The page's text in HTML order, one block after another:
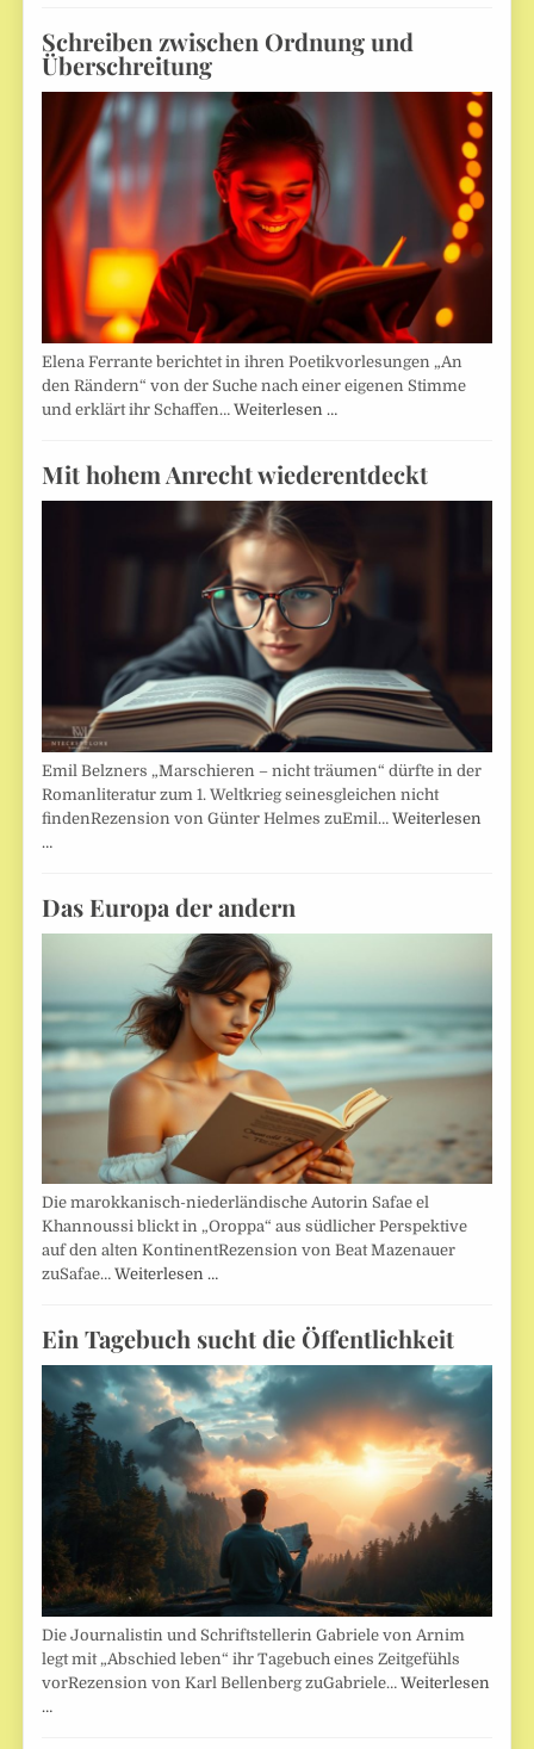
Schreiben zwischen Ordnung und
Überschreitung
Elena Ferrante berichtet in ihren Poetikvorlesungen „An
den Rändern“ von der Suche nach einer eigenen Stimme
und erklärt ihr Schaffen…Weiterlesen …
Mit hohem Anrecht wiederentdeckt
Emil Belzners „Marschieren – nicht träumen“ dürfte in der
Romanliteratur zum 1. Weltkrieg seinesgleichen nicht
findenRezension von Günter Helmes zuEmil…Weiterlesen
…
Das Europa der andern
Die marokkanisch-niederländische Autorin Safae el
Khannoussi blickt in „Oroppa“ aus südlicher Perspektive
auf den alten KontinentRezension von Beat Mazenauer
zuSafae…Weiterlesen …
Ein Tagebuch sucht die Öffentlichkeit
Die Journalistin und Schriftstellerin Gabriele von Arnim
legt mit „Abschied leben“ ihr Tagebuch eines Zeitgefühls
vorRezension von Karl Bellenberg zuGabriele…Weiterlesen
…